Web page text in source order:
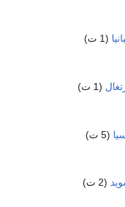
(1 ت)
(1 ت)
(5 ت)
(2 ت)